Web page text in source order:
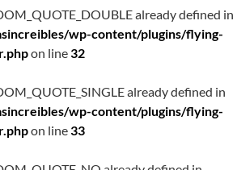
already defined in
wp-content/plugins/flying-
on line32
already defined in
wp-content/plugins/flying-
on line33